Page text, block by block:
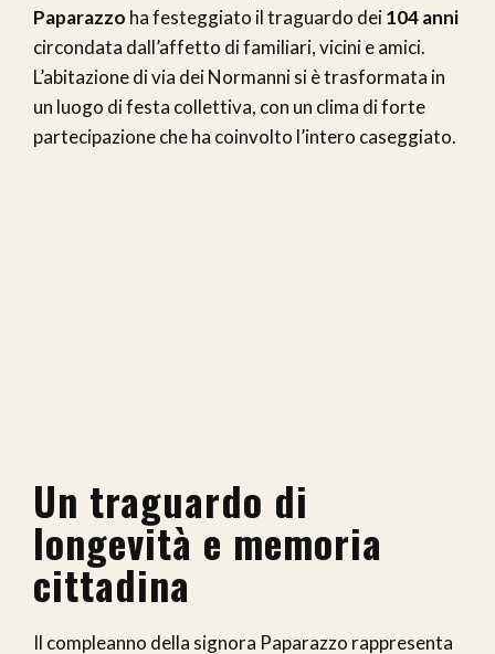
Paparazzo ha festeggiato il traguardo dei104 anni
circondata dall’affetto di familiari, vicini e amici.
L’abitazione di via dei Normanni si è trasformata in
un luogo di festa collettiva, con un clima di forte
partecipazione che ha coinvolto l’intero caseggiato.
Un traguardo di
longevità e memoria
cittadina
Il compleanno della signora Paparazzo rappresenta